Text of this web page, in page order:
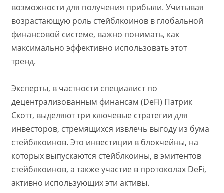
возможности для получения прибыли. Учитывая
возрастающую роль стейблкоинов в глобальной
финансовой системе, важно понимать, как
максимально эффективно использовать этот
тренд.
Эксперты, в частности специалист по
децентрализованным финансам (DeFi) Патрик
Скотт, выделяют три ключевые стратегии для
инвесторов, стремящихся извлечь выгоду из бума
стейблкоинов. Это инвестиции в блокчейны, на
которых выпускаются стейблкоины, в эмитентов
стейблкоинов, а также участие в протоколах DeFi,
активно использующих эти активы.